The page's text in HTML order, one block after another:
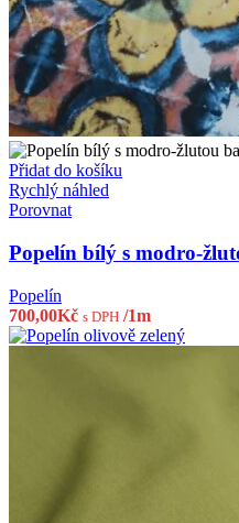
Přidat do košíku
Rychlý náhled
Porovnat
Popelín bílý s modro-
Popelín
700,00Kč s DPH /1m